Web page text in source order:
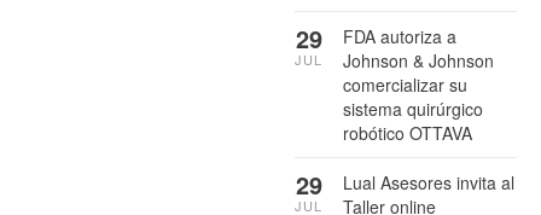
FDA autoriza a
Johnson & Johnson
comercializar su
sistema quirúrgico
robótico OTTAVA
29
JUL
Lual Asesores invita al
Taller online
29
JUL